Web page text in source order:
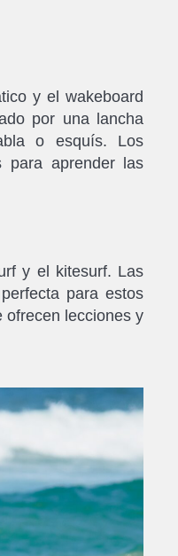
y el wakeboard
por una lancha
o esquís. Los
para aprender las
y el kitesurf. Las
para estos
ofrecen lecciones y